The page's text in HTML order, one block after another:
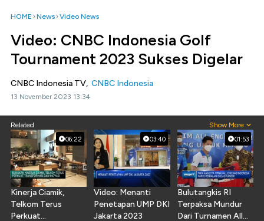
HOME News Video News
Video: CNBC Indonesia Golf
Tournament 2023 Sukses Digelar
CNBC Indonesia TV, CNBC Indonesia
13 November 2023 13:34
Related Show More
06:22
Kinerja Ciamik,
Telkom Terus
Perkuat
03:40
Video: Menanti
Penetapan UMP DKI
Jakarta 2023
01:53
Bulutangkis RI
Terpaksa Mundur
Dari Turnamen All